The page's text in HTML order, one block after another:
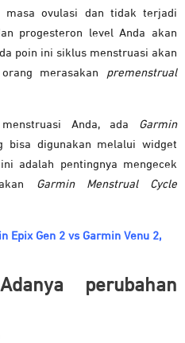
masa ovulasi dan tidak terjadi
progesteron level Anda akan
poin ini siklus menstruasi akan
merasakan premenstrual
Anda, ada Garmin
bisa digunakan melalui widget
adalah pentingnya mengecek
Garmin Menstrual Cycle
Epix Gen 2 vs Garmin Venu 2,
perubahan